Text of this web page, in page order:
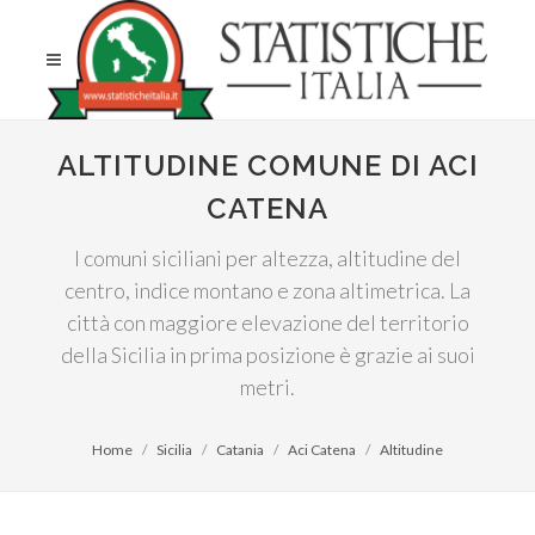
ALTITUDINE COMUNE DI ACI
CATENA
I comuni siciliani per altezza, altitudine del
centro, indice montano e zona altimetrica. La
città con maggiore elevazione del territorio
della Sicilia in prima posizione è grazie ai suoi
metri.
Home Sicilia Catania Aci Catena Altitudine